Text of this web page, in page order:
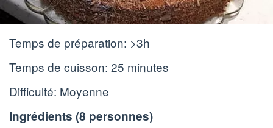
Temps de préparation: >3h
Temps de cuisson: 25 minutes
Difficulté: Moyenne
Ingrédients (8 personnes)